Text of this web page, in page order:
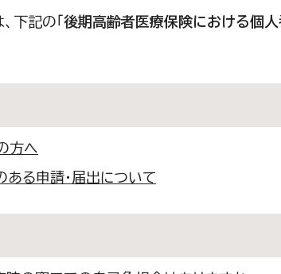
下記の「 後期高齢者医療保険における個
方へ
る申請・届出について